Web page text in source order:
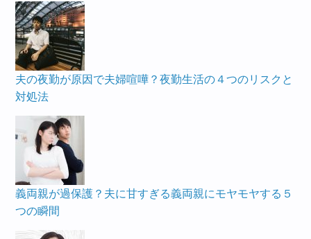
夫の夜勤が原因で夫婦喧嘩？夜勤生活の４つのリスクと
対処法
義両親が過保護？夫に甘すぎる義両親にモヤモヤする５
つの瞬間